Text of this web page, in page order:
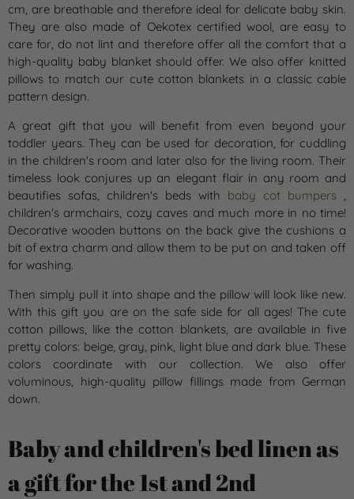
cm, are breathable and therefore ideal for delicate baby skin.
They are also made of Oekotex certified wool, are easy to
care for, do not lint and therefore offer all the comfort that a
high-quality baby blanket should offer. We also offer knitted
pillows to match our cute cotton blankets in a classic cable
pattern design.
A great gift that you will benefit from even beyond your
toddler years. They can be used for decoration, for cuddling
in the children's room and later also for the living room. Their
timeless look conjures up an elegant flair in any room and
beautifies sofas, children's beds with baby cot bumpers
children's armchairs, cozy caves and much more in no time!
Decorative wooden buttons on the back give the cushions a
bit of extra charm and allow them to be put on and taken off
for washing.
Then simply pull it into shape and the pillow will look like new.
With this gift you are on the safe side for all ages! The cute
cotton pillows, like the cotton blankets, are available in five
pretty colors: beige, gray, pink, light blue and dark blue. These
colors coordinate with our collection. We also offer
voluminous, high-quality pillow fillings made from German
down.
Baby and children's bed linen as
a gift for the 1st and 2nd